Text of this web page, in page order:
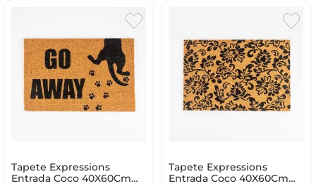
Tapete Expressions
Entrada Coco 40X60Cm
Tapete Expressions
Entrada Coco 40X60Cm